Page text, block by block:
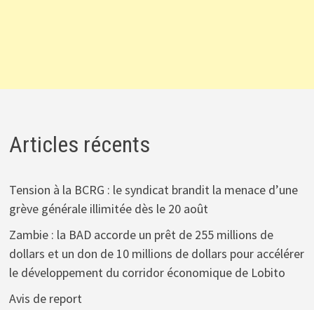
Articles récents
Tension à la BCRG : le syndicat brandit la menace d’une
grève générale illimitée dès le 20 août
Zambie : la BAD accorde un prêt de 255 millions de
dollars et un don de 10 millions de dollars pour accélérer
le développement du corridor économique de Lobito
Avis de report